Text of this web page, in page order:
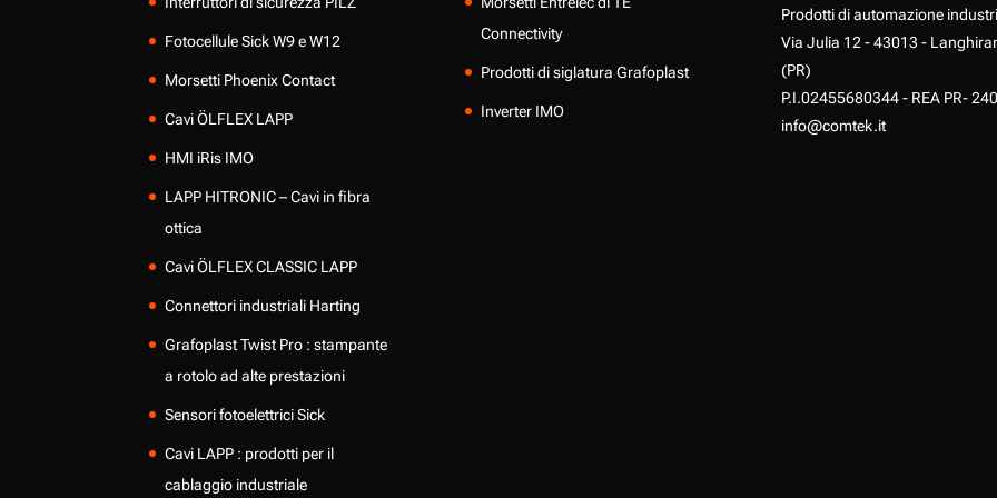
Fotocellule Sick W9 e W12
Morsetti Phoenix Contact
Cavi ÖLFLEX LAPP
HMI iRis IMO
LAPP HITRONIC – Cavi in fibra
ottica
Cavi ÖLFLEX CLASSIC LAPP
Connettori industriali Harting
Grafoplast Twist Pro : stampante
a rotolo ad alte prestazioni
Sensori fotoelettrici Sick
Cavi LAPP : prodotti per il
cablaggio industriale
Connectivity
Prodotti di siglatura Grafoplast
Inverter IMO
Prodotti di automazione
Via Julia 12 - 43013 -
(PR)
P.I.02455680344 - REA PR-
info@comtek.it